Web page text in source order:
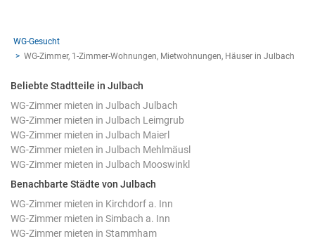
WG-Gesucht
WG-Zimmer, 1-Zimmer-Wohnungen, Mietwohnungen, Häuser in Julbach
Beliebte Stadtteile in Julbach
WG-Zimmer mieten in Julbach Julbach
WG-Zimmer mieten in Julbach Leimgrub
WG-Zimmer mieten in Julbach Maierl
WG-Zimmer mieten in Julbach Mehlmäusl
WG-Zimmer mieten in Julbach Mooswinkl
Benachbarte Städte von Julbach
WG-Zimmer mieten in Kirchdorf a. Inn
WG-Zimmer mieten in Simbach a. Inn
WG-Zimmer mieten in Stammham